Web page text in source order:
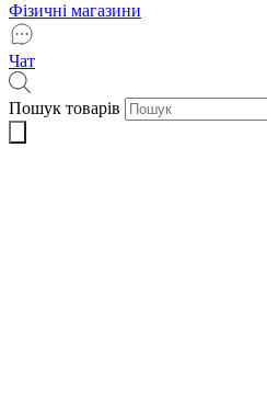
Фізичні магазини
Чат
Пошук товарів